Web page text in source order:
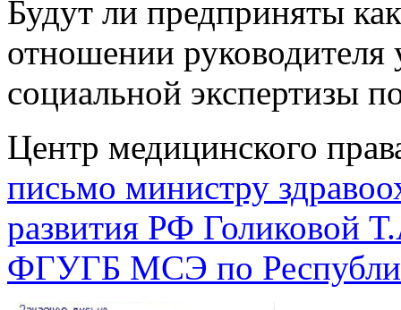
Будут ли предприняты
отношении
социальной экспертизы
Центр медицинского
письмо министру
развития РФ Голиковой
ФГУГБ МСЭ по